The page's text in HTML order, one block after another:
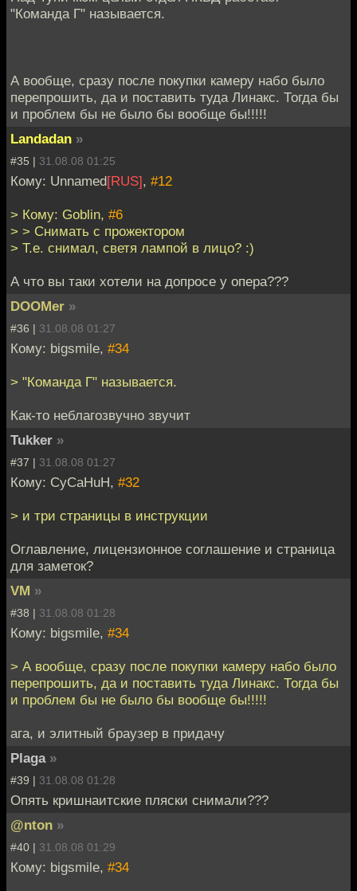
"Команда Г" называется.
А вообще, сразу после покупки камеру набо было
перепрошить, да и поставить туда Линакс. Тогда бы
и проблем бы не было бы вообще бы!!!!!
Landadan »
#35 | 31.08.08 01:25
Кому: Unnamed[RUS], #12
> Кому: Goblin, #6
> > Снимать с прожектором
> Т.е. снимал, светя лампой в лицо? :)
А что вы таки хотели на допросе у опера???
DOOMer »
#36 | 31.08.08 01:27
Кому: bigsmile, #34
> "Команда Г" называется.
Как-то неблагозвучно звучит
Tukker »
#37 | 31.08.08 01:27
Кому: CyCaHuH, #32
> и три страницы в инструкции
Оглавление, лицензионное соглашение и страница
для заметок?
VM »
#38 | 31.08.08 01:28
Кому: bigsmile, #34
> А вообще, сразу после покупки камеру набо было
перепрошить, да и поставить туда Линакс. Тогда бы
и проблем бы не было бы вообще бы!!!!!
ага, и элитный браузер в придачу
Plaga »
#39 | 31.08.08 01:28
Опять кришнаитские пляски снимали???
@nton »
#40 | 31.08.08 01:29
Кому: bigsmile, #34